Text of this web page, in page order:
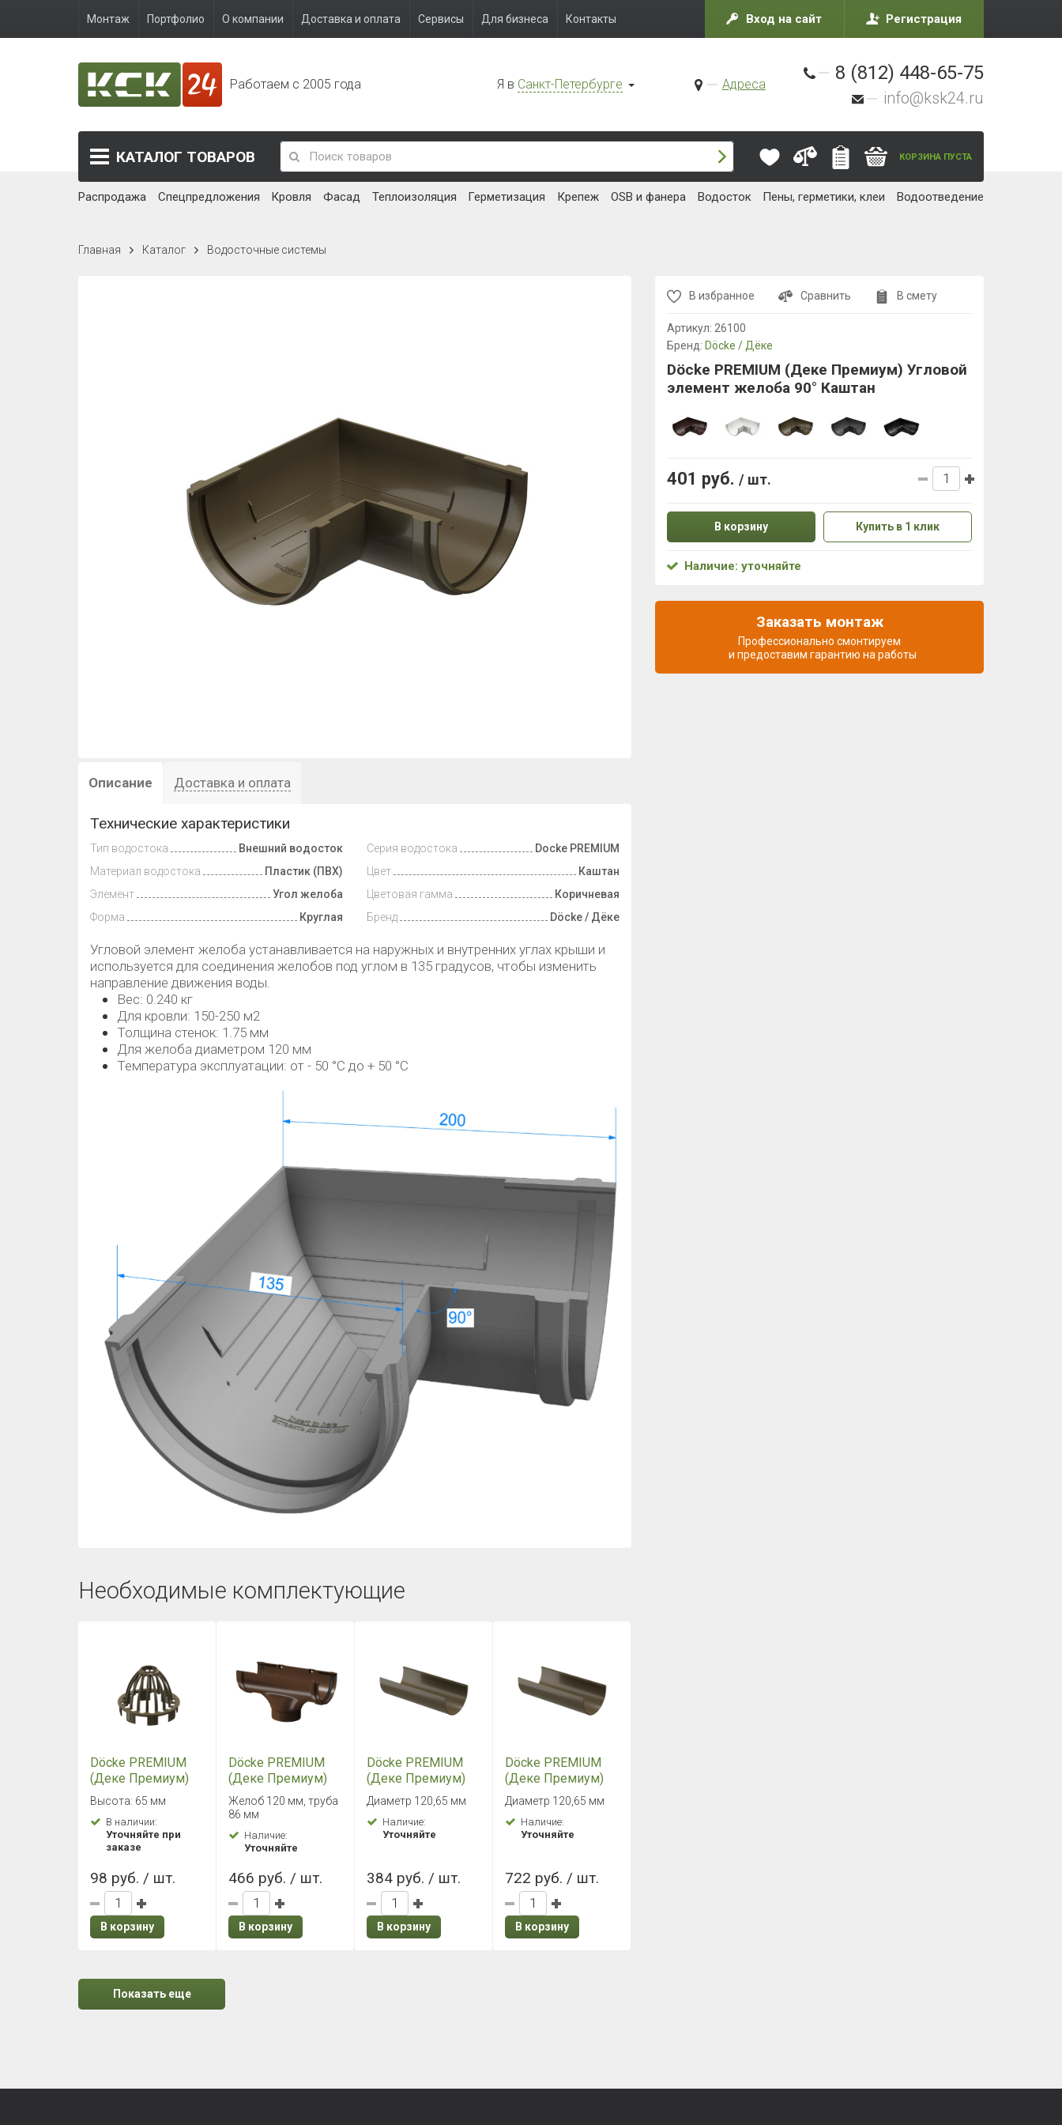
Монтаж Портфолио О компании Доставка и оплата Сервисы Для бизнеса Контакты Вход на сайт Регистрация
Работаем с 2005 года Я в Санкт-Петербурге Адреса
8 (812) 448-65-75
info@ksk24.ru
КАТАЛОГ ТОВАРОВ КОРЗИНА ПУСТА
Распродажа Спецпредложения Кровля Фасад Теплоизоляция Герметизация Крепеж OSB и фанера Водосток Пены, герметики, клеи Водоотведение
Главная Каталог Водосточные системы
Описание Доставка и оплата
Технические характеристики
Тип водостока
Внешний водосток
Материал водостока
Пластик (ПВХ)
Элемент
Угол желоба
Форма
Круглая
Серия водостока
Docke PREMIUM
Цвет
Каштан
Цветовая гамма
Коричневая
Бренд
Döcke / Дёке
Угловой элемент желоба устанавливается на наружных и внутренних углах крыши и
используется для соединения желобов под углом в 135 градусов, чтобы изменить
направление движения воды.
Вес: 0.240 кг
Для кровли: 150-250 м2
Толщина стенок: 1.75 мм
Для желоба диаметром 120 мм
Температура эксплуатации: от - 50 °C до + 50 °C
Необходимые комплектующие
Döcke PREMIUM
(Деке Премиум)
Сетка защитная
Каштан
Высота: 65 мм
В наличии:
Уточняйте при
заказе
98 руб. / шт.
В корзину
Döcke PREMIUM
(Деке Премиум)
Воронка Каштан
Желоб 120 мм, труба
86 мм
Наличие:
Уточняйте
466 руб. / шт.
В корзину
Döcke PREMIUM
(Деке Премиум)
Желоб 1500 мм
Каштан
Диаметр 120,65 мм
Наличие:
Уточняйте
384 руб. / шт.
В корзину
Döcke PREMIUM
(Деке Премиум)
Желоб 3000 мм
Каштан
Диаметр 120,65 мм
Наличие:
Уточняйте
722 руб. / шт.
В корзину
Показать еще
В избранное Сравнить В смету
Артикул: 26100
Бренд: Döcke / Дёке
Döcke PREMIUM (Деке Премиум) Угловой
элемент желоба 90° Каштан
401 руб. / шт.
В корзину Купить в 1 клик
Наличие: уточняйте
Заказать монтаж
Профессионально смонтируем
и предоставим гарантию на работы